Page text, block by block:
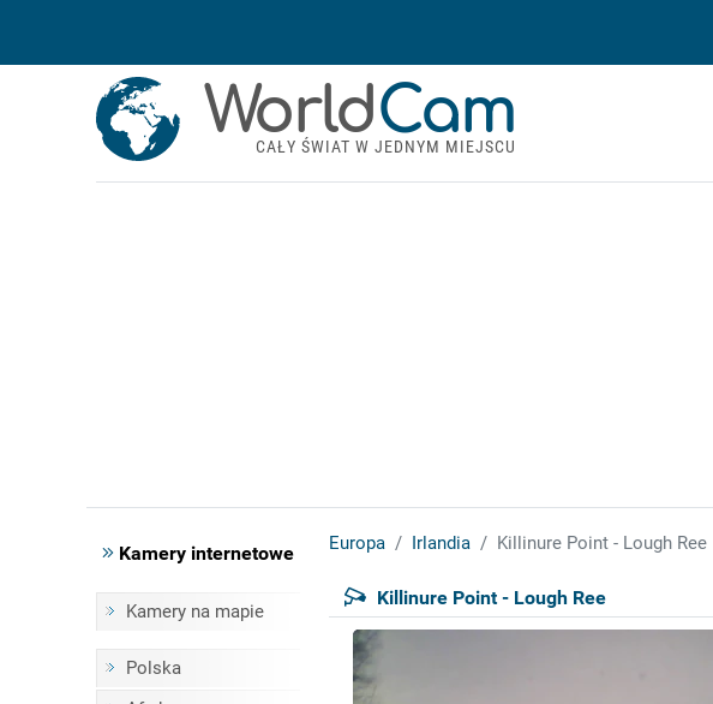
WorldCam
CAŁY ŚWIAT W JEDNYM MIEJSCU
Kamery internetowe
Kamery na mapie
Polska
Europa Irlandia Killinure Point - Lough Ree
Killinure Point - Lough Ree